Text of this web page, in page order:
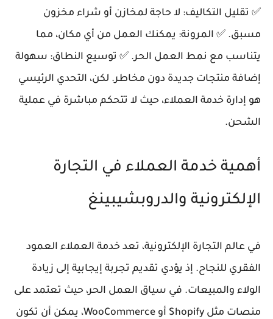
✅ تقليل التكاليف: لا حاجة لمخازن أو شراء مخزون
مسبق. ✅ المرونة: يمكنك العمل من أي مكان، مما
يتناسب مع نمط العمل الحر. ✅ توسيع النطاق: سهولة
إضافة منتجات جديدة دون مخاطر. لكن، التحدي الرئيسي
هو إدارة خدمة العملاء، حيث لا تتحكم مباشرة في عملية
الشحن.
أهمية خدمة العملاء في التجارة
الإلكترونية والدروبشيبينغ
في عالم التجارة الإلكترونية، تعد خدمة العملاء العمود
الفقري للنجاح. إذ يؤدي تقديم تجربة إيجابية إلى زيادة
الولاء والمبيعات. في سياق العمل الحر، حيث تعتمد على
منصات مثل Shopify أو WooCommerce، يمكن أن تكون